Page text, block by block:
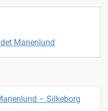
Marienlund
– Silkeborg